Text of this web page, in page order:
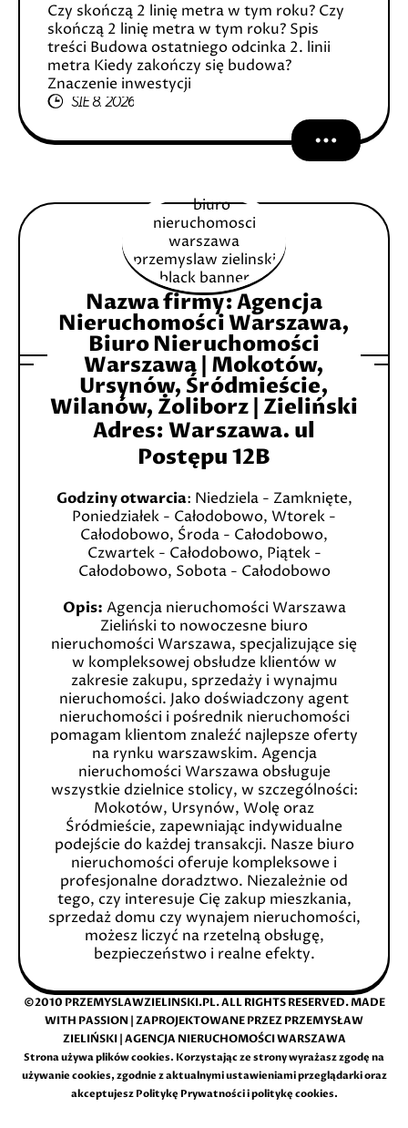
Czy skończą 2 linię metra w tym roku? Czy
skończą 2 linię metra w tym roku? Spis
treści Budowa ostatniego odcinka 2. linii
metra Kiedy zakończy się budowa?
Znaczenie inwestycji
SIE 8, 2026
Nazwa firmy: Agencja
Nieruchomości Warszawa,
Biuro Nieruchomości
Warszawa | Mokotów,
Ursynów, Śródmieście,
Wilanów, Żoliborz | Zieliński
Adres:Warszawa. ul
Postępu 12B
Godziny otwarcia: Niedziela - Zamknięte,
Poniedziałek - Całodobowo, Wtorek -
Całodobowo, Środa - Całodobowo,
Czwartek - Całodobowo, Piątek -
Całodobowo, Sobota - Całodobowo
Opis: Agencja nieruchomości Warszawa
Zieliński to nowoczesne biuro
nieruchomości Warszawa, specjalizujące się
w kompleksowej obsłudze klientów w
zakresie zakupu, sprzedaży i wynajmu
nieruchomości. Jako doświadczony agent
nieruchomości i pośrednik nieruchomości
pomagam klientom znaleźć najlepsze oferty
na rynku warszawskim. Agencja
nieruchomości Warszawa obsługuje
wszystkie dzielnice stolicy, w szczególności:
Mokotów, Ursynów, Wolę oraz
Śródmieście, zapewniając indywidualne
podejście do każdej transakcji. Nasze biuro
nieruchomości oferuje kompleksowe i
profesjonalne doradztwo. Niezależnie od
tego, czy interesuje Cię zakup mieszkania,
sprzedaż domu czy wynajem nieruchomości,
możesz liczyć na rzetelną obsługę,
bezpieczeństwo i realne efekty.
©2010 PRZEMYSLAWZIELINSKI.PL. ALL RIGHTS RESERVED. MADE
WITH PASSION | ZAPROJEKTOWANE PRZEZPRZEMYSŁAW
ZIELIŃSKI|AGENCJA NIERUCHOMOŚCI WARSZAWA
Strona używa plików cookies. Korzystając ze strony wyrażasz zgodę na
używanie cookies, zgodnie z aktualnymi ustawieniami przeglądarki oraz
akceptujesz Politykę Prywatności i politykę cookies.